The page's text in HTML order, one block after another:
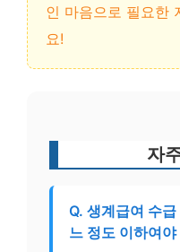
인 마음으로 필요한
요!
자
Q. 생계급여 수
느 정도 이하여